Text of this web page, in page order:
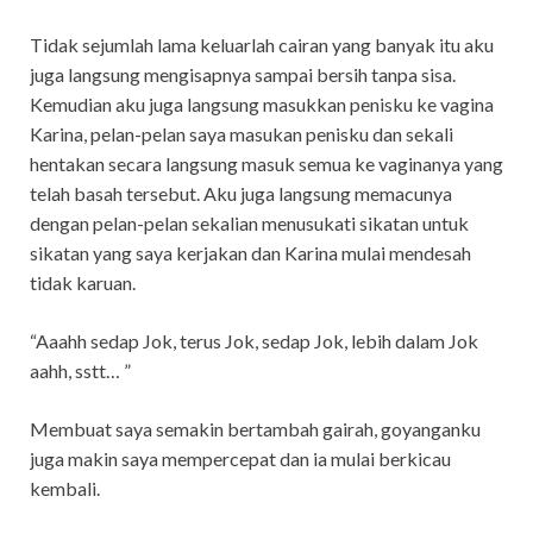
Tidak sejumlah lama keluarlah cairan yang banyak itu aku
juga langsung mengisapnya sampai bersih tanpa sisa.
Kemudian aku juga langsung masukkan penisku ke vagina
Karina, pelan-pelan saya masukan penisku dan sekali
hentakan secara langsung masuk semua ke vaginanya yang
telah basah tersebut. Aku juga langsung memacunya
dengan pelan-pelan sekalian menusukati sikatan untuk
sikatan yang saya kerjakan dan Karina mulai mendesah
tidak karuan.
“Aaahh sedap Jok, terus Jok, sedap Jok, lebih dalam Jok
aahh, sstt… ”
Membuat saya semakin bertambah gairah, goyanganku
juga makin saya mempercepat dan ia mulai berkicau
kembali.